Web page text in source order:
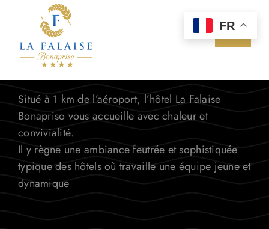
contenu
Toggle
Accueil
Chambres & Suites
Bar/Restaurant
Bien-être
Situé à 1 km de l’aéroport, l’hôtel La Falaise
Bonapriso vous accueille avec chaleur et
convivialité.
Il y règne une ambiance feutrée et sophistiquée
typique des hôtels où travaille une équipe jeune et
dynamique
FR